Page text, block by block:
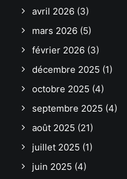
avril 2026 (3)
mars 2026 (5)
février 2026 (3)
décembre 2025 (1)
octobre 2025 (4)
septembre 2025 (4)
août 2025 (21)
juillet 2025 (1)
juin 2025 (4)